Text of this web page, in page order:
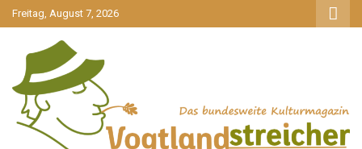
gehe
zum
Freitag, August 7, 2026